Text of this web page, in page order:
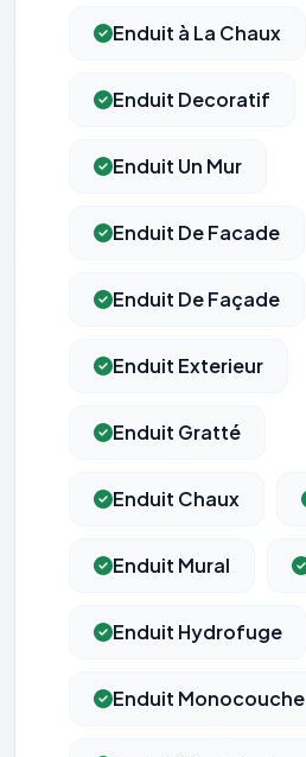
Enduit à La Chaux
Enduit Decoratif
Enduit Un Mur
Enduit De Facade
Enduit De Façade
Enduit Exterieur
Enduit Gratté
Enduit Chaux
Enduit Mural
Enduit Hydrofuge
Enduit Monocouche